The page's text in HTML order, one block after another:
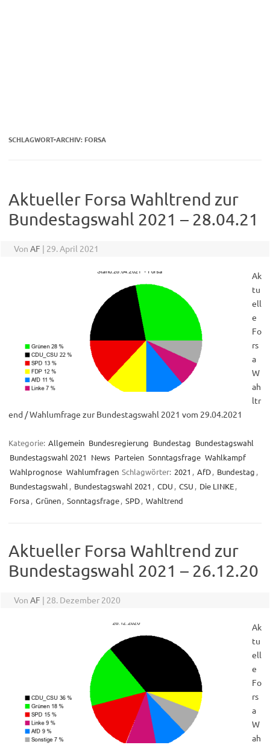
SCHLAGWORT-ARCHIV: FORSA
Aktueller Forsa Wahltrend zur
Bundestagswahl 2021 – 28.04.21
Von AF | 29. April 2021
Ak
tu
ell
e
Fo
rs
a
W
ah
ltr
end / Wahlumfrage zur Bundestagswahl 2021 vom 29.04.2021
Kategorie: Allgemein Bundesregierung Bundestag Bundestagswahl
Bundestagswahl 2021 News Parteien Sonntagsfrage Wahlkampf
Wahlprognose Wahlumfragen Schlagwörter: 2021 , AfD, Bundestag ,
Bundestagswahl , Bundestagswahl 2021 , CDU , CSU , Die LINKE,
Forsa , Grünen, Sonntagsfrage, SPD, Wahltrend
Aktueller Forsa Wahltrend zur
Bundestagswahl 2021 – 26.12.20
Von AF | 28. Dezember 2020
Ak
tu
ell
e
Fo
rs
a
W
ah